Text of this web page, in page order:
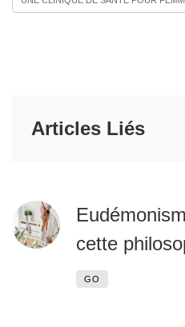
Articles Liés
cette
GO